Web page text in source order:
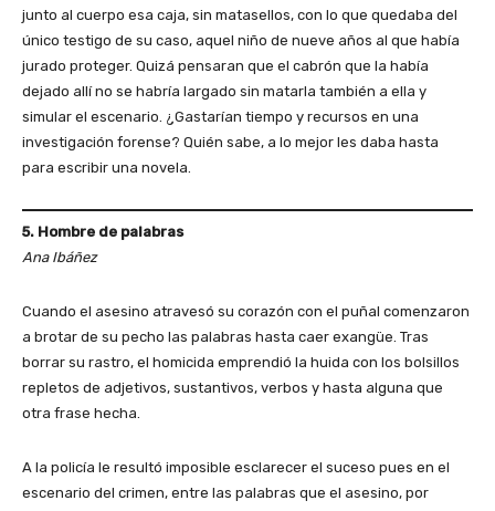
junto al cuerpo esa caja, sin matasellos, con lo que quedaba del
único testigo de su caso, aquel niño de nueve años al que había
jurado proteger. Quizá pensaran que el cabrón que la había
dejado allí no se habría largado sin matarla también a ella y
simular el escenario. ¿Gastarían tiempo y recursos en una
investigación forense? Quién sabe, a lo mejor les daba hasta
para escribir una novela.
5. Hombre de palabras
Ana Ibáñez
Cuando el asesino atravesó su corazón con el puñal comenzaron
a brotar de su pecho las palabras hasta caer exangüe. Tras
borrar su rastro, el homicida emprendió la huida con los bolsillos
repletos de adjetivos, sustantivos, verbos y hasta alguna que
otra frase hecha.
A la policía le resultó imposible esclarecer el suceso pues en el
escenario del crimen, entre las palabras que el asesino, por